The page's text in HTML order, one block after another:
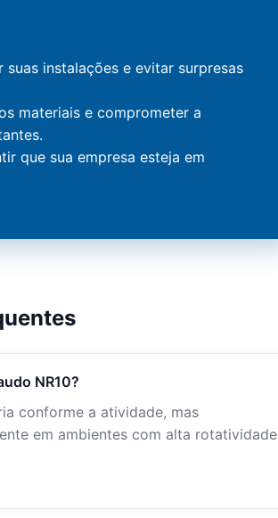
instalações e evitar surpresas
materiais e comprometer a
que sua empresa esteja em
NR10?
conforme a atividade, mas
em ambientes com alta rotatividade